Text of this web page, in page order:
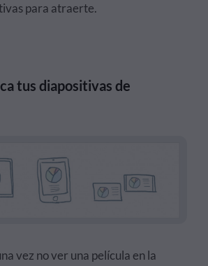
para atraerte.
tus diapositivas de
vez no ver una película en la